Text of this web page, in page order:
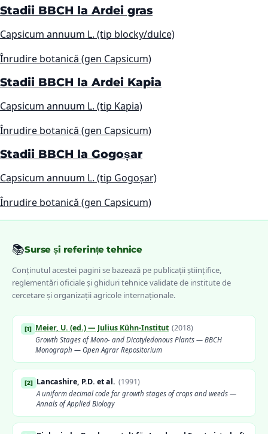
Stadii BBCH la Ardei gras
Capsicum annuum L. (tip blocky/dulce)
Înrudire botanică (gen Capsicum)
Stadii BBCH la Ardei Kapia
Capsicum annuum L. (tip Kapia)
Înrudire botanică (gen Capsicum)
Stadii BBCH la Gogoșar
Capsicum annuum L. (tip Gogoșar)
Înrudire botanică (gen Capsicum)
📚Surse și referințe tehnice
Conținutul acestei pagini se bazează pe publicații științifice,
reglementări oficiale și ghiduri tehnice validate de institute de
cercetare și organizații agricole internaționale.
[1] Meier, U. (ed.) — Julius Kühn-Institut (2018)
Growth Stages of Mono- and Dicotyledonous Plants — BBCH
Monograph — Open Agrar Repositorium
[2] Lancashire, P.D. et al. (1991)
A uniform decimal code for growth stages of crops and weeds —
Annals of Applied Biology